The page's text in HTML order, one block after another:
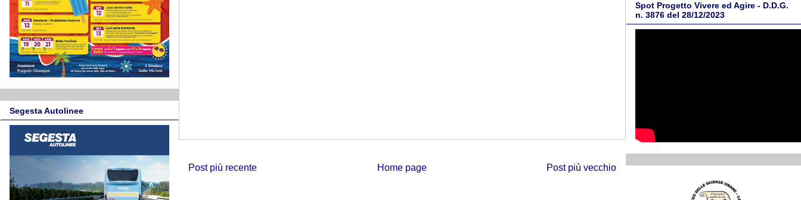
Post più recente Post più vecchio
Home page
Segesta Autolinee
Spot Progetto Vivere ed Agire - D.D.G.
n. 3876 del 28/12/2023